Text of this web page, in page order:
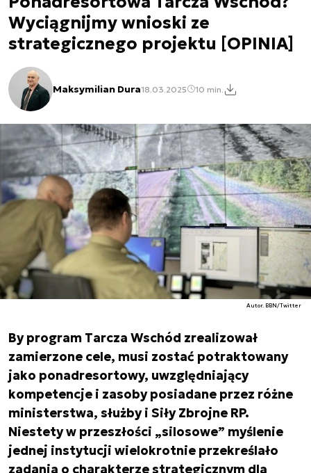
Wyciągnijmy wnioski ze
strategicznego projektu [OPINIA]
Maksymilian Dura18.03.2025 10 min.
Autor. BBN/Twitter
By program Tarcza Wschód zrealizował
zamierzone cele, musi zostać potraktowany
jako ponadresortowy, uwzględniający
kompetencje i zasoby posiadane przez różne
ministerstwa, służby i Siły Zbrojne RP.
Niestety w przeszłości „silosowe” myślenie
jednej instytucji wielokrotnie przekreślało
zadania o charakterze strategicznym dla